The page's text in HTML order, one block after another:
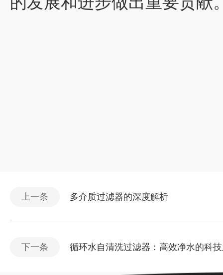
上一条 多介质过滤器的深度解析
下一条 循环水自清洗过滤器：高效净水的科